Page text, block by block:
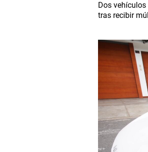
Dos
tras recibir